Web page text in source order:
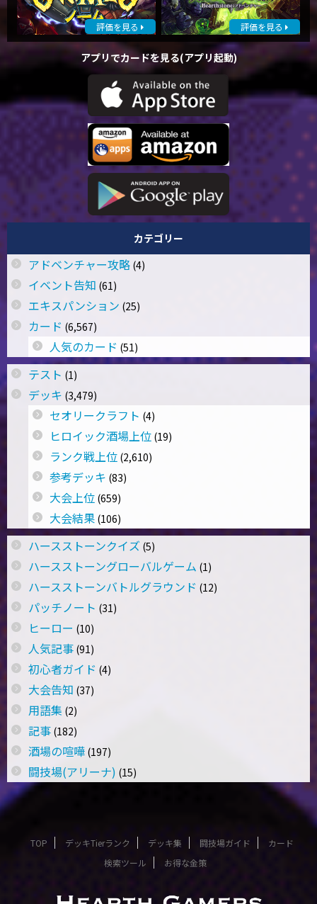
評価を見る 評価を見る
アプリでカードを見る(アプリ起動)
カテゴリー
アドベンチャー攻略 (4)
イベント告知 (61)
エキスパンション (25)
カード (6,567)
人気のカード (51)
テスト (1)
デッキ (3,479)
セオリークラフト (4)
ヒロイック酒場上位 (19)
ランク戦上位 (2,610)
参考デッキ (83)
大会上位 (659)
大会結果 (106)
ハースストーンクイズ (5)
ハースストーングローバルゲーム (1)
ハースストーンバトルグラウンド (12)
パッチノート (31)
ヒーロー (10)
人気記事 (91)
初心者ガイド (4)
大会告知 (37)
用語集 (2)
記事 (182)
酒場の喧嘩 (197)
闘技場(アリーナ) (15)
TOP デッキTierランク デッキ集 闘技場ガイド
カード
検索ツール
お得な金策